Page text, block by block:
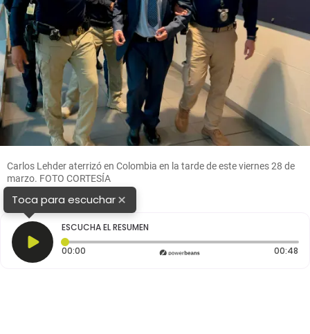
Carlos Lehder aterrizó en Colombia en la tarde de este viernes 28 de
marzo. FOTO CORTESÍA
Toca para escuchar×
ESCUCHA EL RESUMEN
00:00 Tiempo transcurrido: 0 segundos 00:48